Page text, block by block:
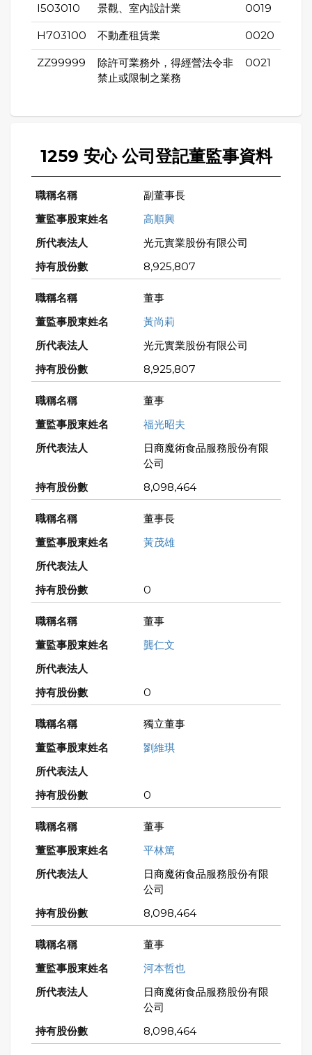
I503010 景觀、室內設計業 0019
H703100 不動產租賃業 0020
ZZ99999
除許可業務外，得經營法令非
禁止或限制之業務
0021
1259 安心 公司登記董監事資料
副董事長
高順興
光元實業股份有限公司
8,925,807
董事
黃尚莉
光元實業股份有限公司
8,925,807
董事
福光昭夫
日商魔術食品服務股份有限
公司
8,098,464
董事長
黃茂雄
0
董事
龔仁文
0
獨立董事
劉維琪
0
董事
平林篤
日商魔術食品服務股份有限
公司
8,098,464
董事
河本哲也
日商魔術食品服務股份有限
公司
8,098,464